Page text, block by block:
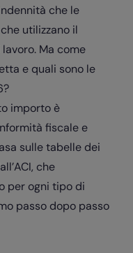
che le
utilizzano il
Ma come
e quali sono le
importo è
fiscale e
sulle tabelle dei
che
per ogni tipo di
passo dopo passo